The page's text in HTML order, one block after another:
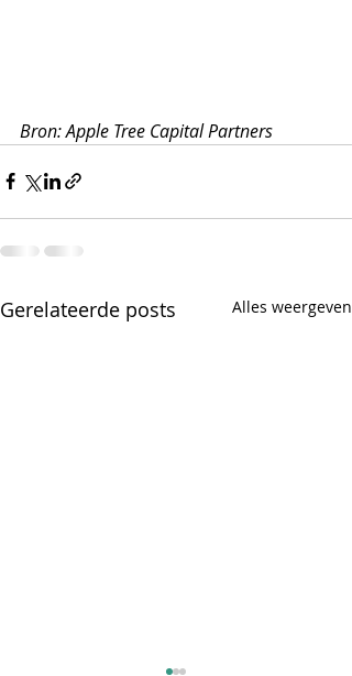
Bron: Apple Tree Capital Partners
Gerelateerde posts Alles weergeven